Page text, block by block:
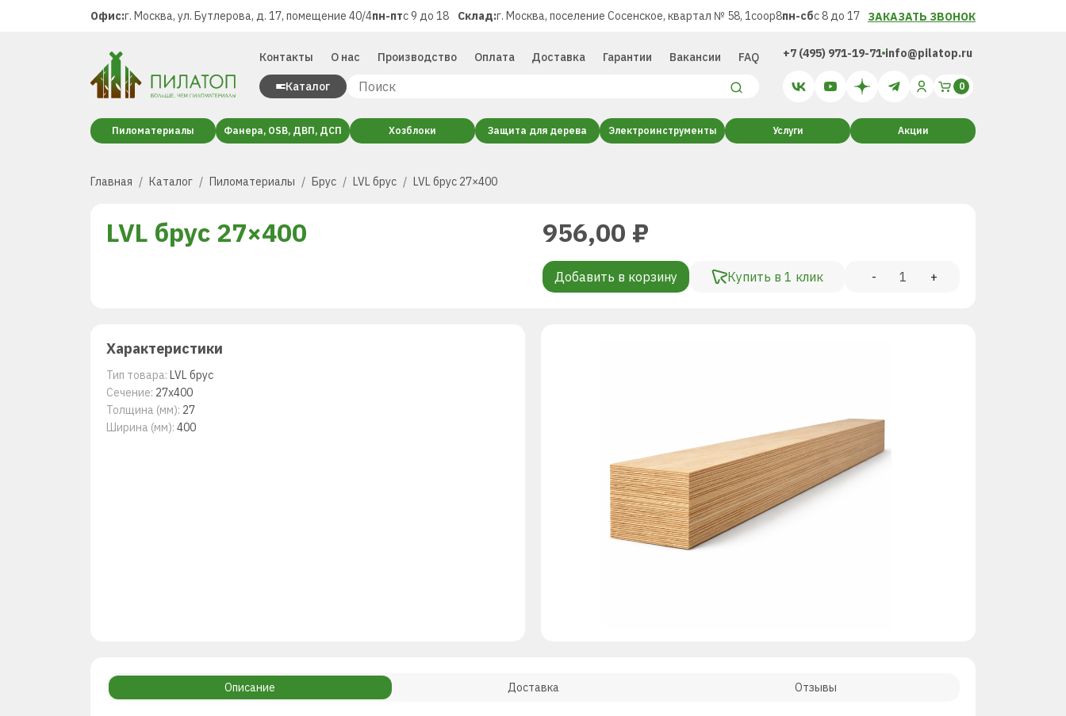
Офис:г. Москва, ул. Бутлерова, д. 17, помещение 40/4пн-птс 9 до 18 Склад:г. Москва, поселение Сосенское, квартал № 58, 1соор8пн-сбс 8 до 17 ЗАКАЗАТЬ ЗВОНОК
Контакты О нас Производство Оплата Доставка Гарантии Вакансии FAQ
Каталог
+7 (495) 971-19-71 info@pilatop.ru
Пиломатериалы Фанера, OSB, ДВП, ДСП Хозблоки Защита для дерева Электроинструменты Услуги Акции
Главная Каталог Пиломатериалы Брус LVL брус LVL брус 27×400
LVL брус 27×400 956,00 ₽
Добавить в корзину Купить в 1 клик - +
Характеристики
Тип товара: LVL брус
Сечение: 27х400
Толщина (мм): 27
Ширина (мм): 400
Описание Доставка Отзывы